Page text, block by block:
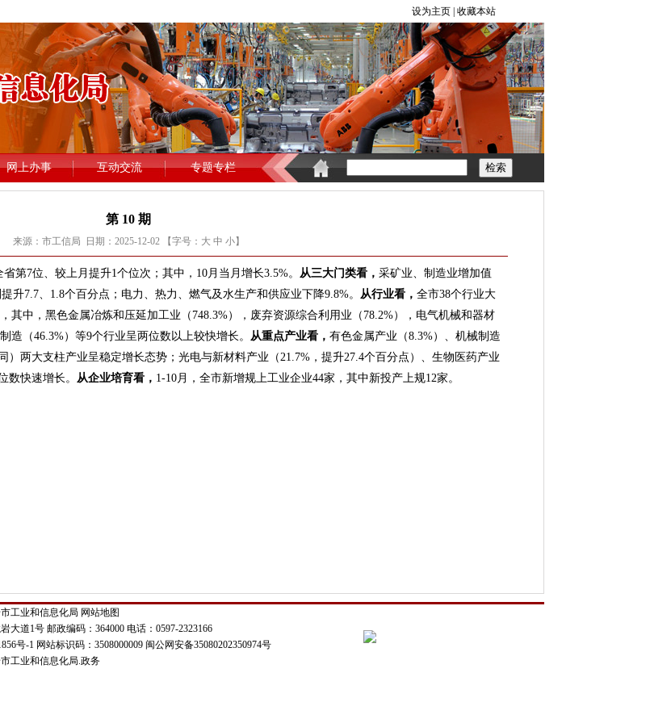
第 10 期
来源：市工信局 日期：2025-12-02 【字号： 大 中 小】
7位、较上月提升1个位次；其中，10月当月增长3.5%。 从三大门类看， 采矿业、制造业增加值
升7.7、1.8个百分点；电力、热力、燃气及水生产和供应业下降9.8%。 从行业看， 全市38个行业大
其中，黑色金属冶炼和压延加工业（748.3%），废弃资源综合利用业（78.2%），电气机械和器材
造（46.3%）等9个行业呈两位数以上较快增长。 从重点产业看， 有色金属产业（8.3%）、机械制造
）两大支柱产业呈稳定增长态势；光电与新材料产业（21.7%，提升27.4个百分点）、生物医药产业
数快速增长。 从企业培育看， 1-10月，全市新增规上工业企业44家，其中新投产上规12家。